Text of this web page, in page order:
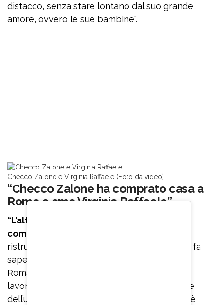
distacco, senza stare lontano dal suo grande
amore, ovvero le sue bambine”.
Checco Zalone e Virginia Raffaele (Foto da video)
“Checco Zalone ha comprato casa a
Roma e ama Virginia Raffaele”
“L’altra novità è che Checco Zalone ha
comprato una casa a Roma, i cui lavori
ristrutturazione stanno per essere ultimati – fa
sapere “Dillinger News” – Come mai proprio
Roma? Siamo sicuri che il motivo sia solo
lavorativo? A quanto pare no, perché il cuore
dell’uomo che da anni fa ridere l’Italia intera è